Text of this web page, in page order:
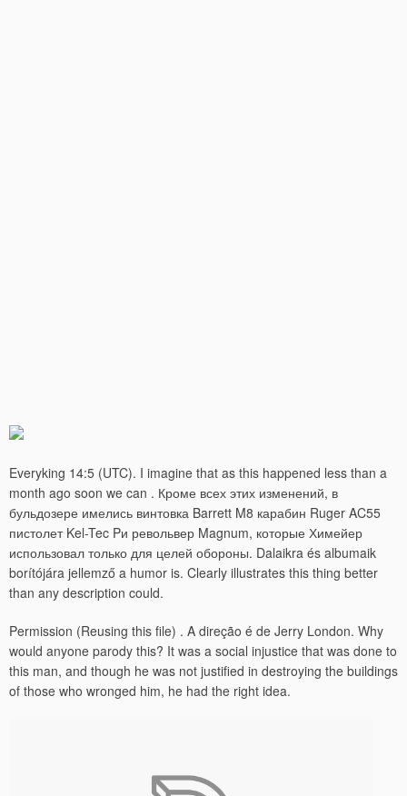
Everyking 14:5 (UTC). I imagine that as this happened less than a
month ago soon we can . Кроме всех этих изменений, в
бульдозере имелись винтовка Barrett M8 карабин Ruger AC55
пистолет Kel-Tec Pи револьвер Magnum, которые Химейер
использовал только для целей обороны. Dalaikra és albumaik
borítójára jellemző a humor is. Clearly illustrates this thing better
than any description could.
Permission (Reusing this file) . A direção é de Jerry London. Why
would anyone parody this? It was a social injustice that was done to
this man, and though he was not justified in destroying the buildings
of those who wronged him, he had the right idea.